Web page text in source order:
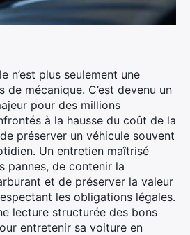
n’est plus seulement une
de mécanique. C’est devenu un
pour des millions
à la hausse du coût de la
préserver un véhicule souvent
Un entretien maîtrisé
pannes, de contenir la
et de préserver la valeur
les obligations légales.
lecture structurée des bons
entretenir sa voiture en